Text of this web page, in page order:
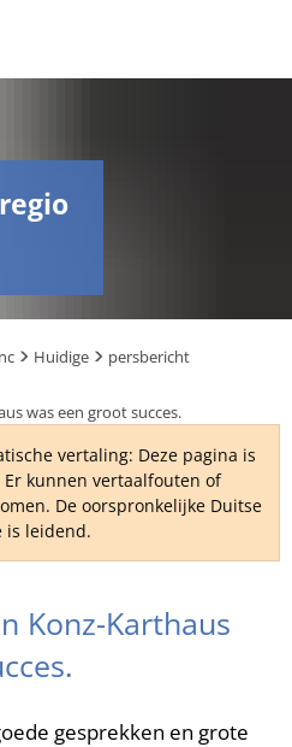
TR
UK
Huidige
persbericht
was een groot succes.
vertaling: Deze pagina is
kunnen vertaalfouten of
De oorspronkelijke Duitse
is leidend.
Konz-Karthaus
gesprekken en grote